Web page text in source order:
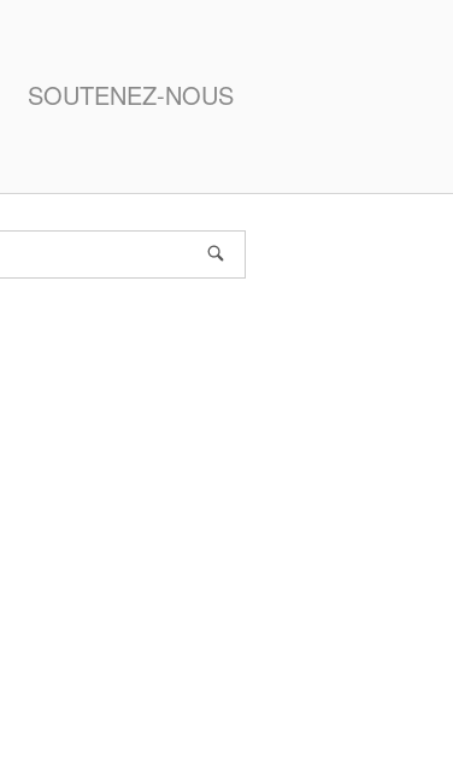
SOUTENEZ-NOUS